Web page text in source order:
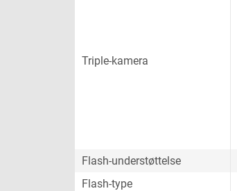
Triple-kamera
Flash-understøttelse
Flash-type